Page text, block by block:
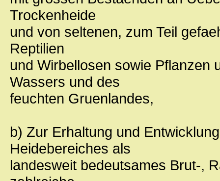
Trockenheide
und von seltenen, zum Teil
Reptilien
und Wirbellosen sowie Pflanzen
Wassers und des
feuchten Gruenlandes,
b) Zur Erhaltung und
Heidebereiches als
landesweit bedeutsames Brut-,